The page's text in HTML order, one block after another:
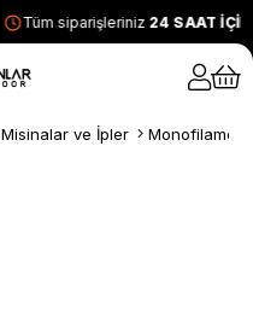
Tüm siparişleriniz24 SAAT
Misinalar ve İpler